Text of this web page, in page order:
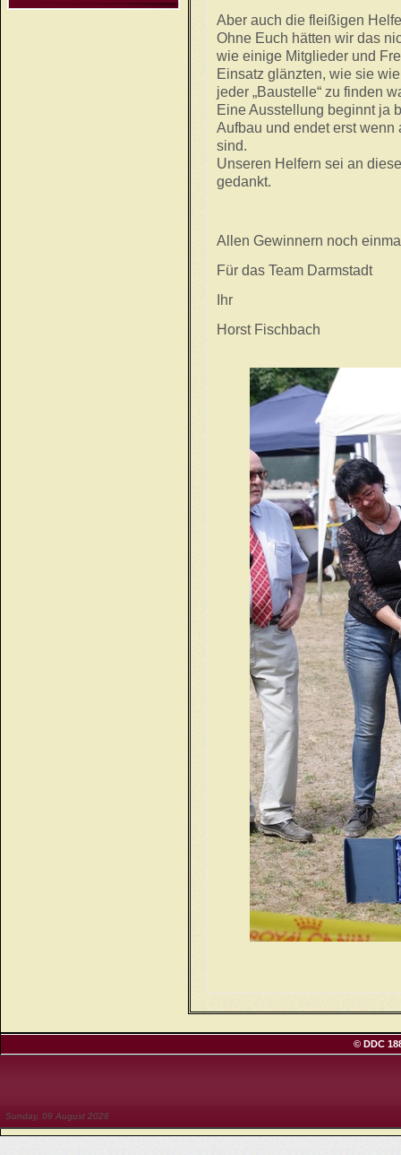
Aber auch die fleißigen
Ohne Euch hätten wir das
wie einige Mitglieder und
Einsatz glänzten, wie sie
jeder „Baustelle“ zu finden
Eine Ausstellung beginnt ja
Aufbau und endet erst wenn
sind.
Unseren Helfern sei an
gedankt.
Allen Gewinnern noch
Für das Team Darmstadt
Ihr
Horst Fischbach
© DDC
Sunday, 09 August 2026